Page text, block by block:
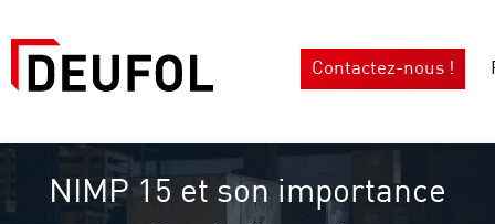
Contactez-nous !
NIMP 15 et son importance